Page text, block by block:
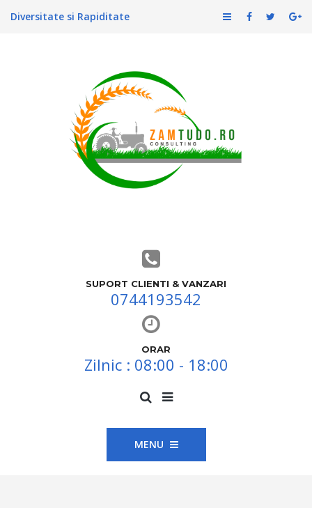
Diversitate si Rapiditate
SUPORT CLIENTI & VANZARI
0744193542
ORAR
Zilnic : 08:00 - 18:00
MENU